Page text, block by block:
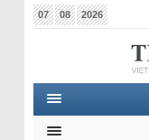
07 08 2026